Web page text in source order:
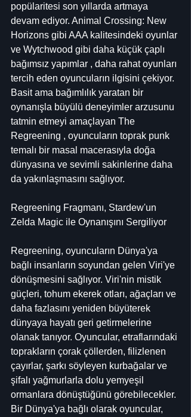
popülaritesi son yıllarda artmaya
devam ediyor. Animal Crossing: New
Horizons gibi AAA kalitesindeki oyunlar
ve Wytchwood gibi daha küçük çaplı
bağımsız yapımlar , daha rahat oyunları
tercih eden oyuncuların ilgisini çekiyor.
Basit ama bağımlılık yaratan bir
oynanışla büyülü deneyimler arzusunu
tatmin etmeyi amaçlayan The
Regreening , oyuncuların toprak punk
temalı bir masal macerasıyla doğa
dünyasına ve sevimli sakinlerine daha
da yakınlaşmasını sağlıyor.
Regreening Fragmanı, Stardew'un
Zelda Magic ile Oynanışını Sergiliyor
Regreening, oyuncuların Dünya'ya
bağlı insanların soyundan gelen Viri'ye
dönüşmesini sağlıyor. Viri'nin mistik
güçleri, tohum ekerek otları, ağaçları ve
daha fazlasını yeniden büyüterek
dünyaya hayatı geri getirmelerine
olanak tanıyor. Oyuncular, etraflarındaki
toprakların çorak çöllerden, filizlenen
çayırlar, şarkı söyleyen kurbağalar ve
şifalı yağmurlarla dolu yemyeşil
ormanlara dönüştüğünü görebilecekler.
Bir Dünya'ya bağlı olarak oyuncular,